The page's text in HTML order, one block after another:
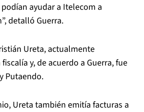
ayudar a Itelecom a
detalló Guerra.
Ureta, actualmente
y, de acuerdo a Guerra, fue
Putaendo.
Ureta también emitía facturas a